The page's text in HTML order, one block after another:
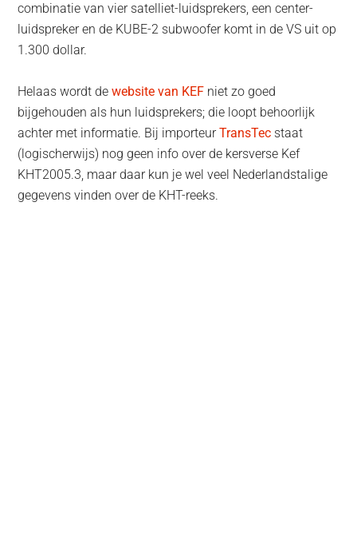
combinatie van vier satelliet-luidsprekers, een center-
luidspreker en de KUBE-2 subwoofer komt in de VS uit op
1.300 dollar.
Helaas wordt dewebsite van KEF niet zo goed
bijgehouden als hun luidsprekers; die loopt behoorlijk
achter met informatie. Bij importeurTransTec staat
(logischerwijs) nog geen info over de kersverse Kef
KHT2005.3, maar daar kun je wel veel Nederlandstalige
gegevens vinden over de KHT-reeks.